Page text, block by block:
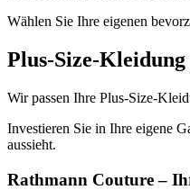
Wählen Sie Ihre eigenen
Plus-Size-
Wir passen Ihre Plus-Size-
Investieren Sie in Ihre eigene
aussieht.
Rathmann Couture –